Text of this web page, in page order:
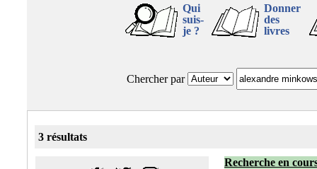
Qui
suis-
je ?
Donner
des
livres
Chercher par
3 résultats
Recherche en